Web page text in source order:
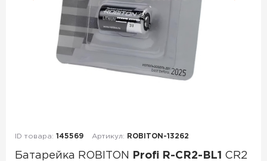
ID товара: 145569 Артикул: ROBITON-13262
Батарейка ROBITON Profi R-CR2-BL1 CR2